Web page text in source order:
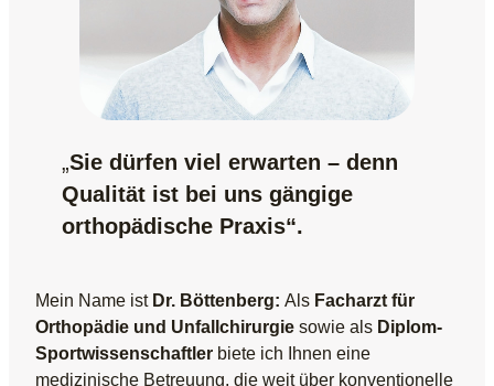
„Sie dürfen viel erwarten – denn
Qualität ist bei uns gängige
orthopädische Praxis“.
Mein Name ist Dr. Böttenberg: Als Facharzt für
Orthopädie und Unfallchirurgie sowie als Diplom-
Sportwissenschaftler biete ich Ihnen eine
medizinische Betreuung, die weit über konventionelle